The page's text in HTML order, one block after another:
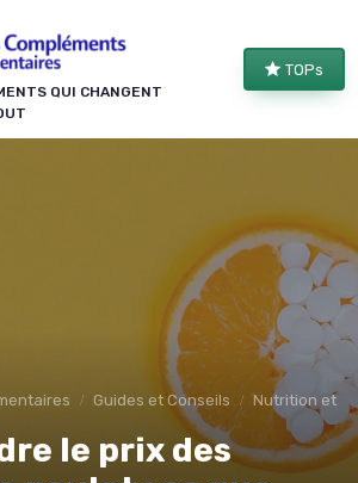
QUI CHANGENT
TOPs
Guides et Conseils Nutrition et
le prix des
cookies